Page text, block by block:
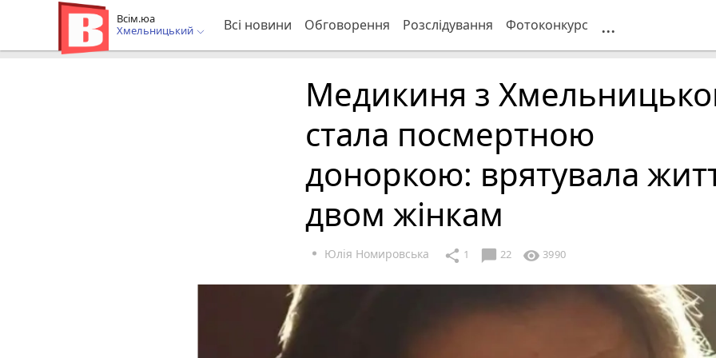
Всім.юа
Хмельницький
Всі новини Обговорення Розслідування Фотоконкурс ...
Медикиня з
стала посмертною
доноркою: врятувала
двом жінкам
Юлія Номировська share 1 chat_bubble 22 visibility 3990